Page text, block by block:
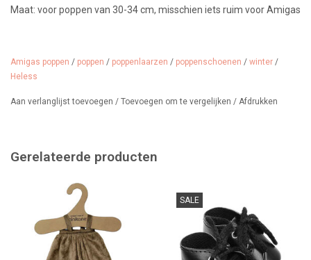
Maat: voor poppen van 30-34 cm, misschien iets ruim voor Amigas
Amigas poppen / poppen / poppenlaarzen / poppenschoenen / winter /
Heless
Aan verlanglijst toevoegen / Toevoegen om te vergelijken / Afdrukken
Gerelateerde producten
SALE